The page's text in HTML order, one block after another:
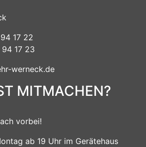
17 22
17 23
werneck.de
MITMACHEN?
vorbei!
ab 19 Uhr im Gerätehaus